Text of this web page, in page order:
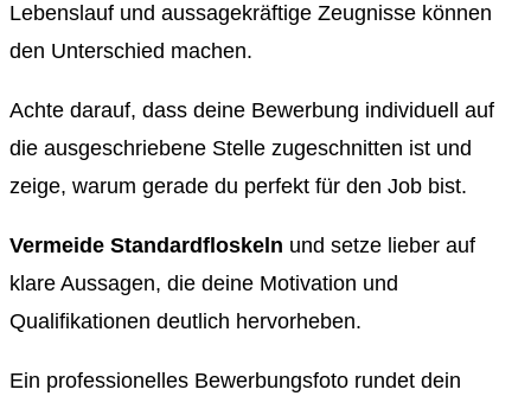
Lebenslauf und aussagekräftige Zeugnisse können
den Unterschied machen.
Achte darauf, dass deine Bewerbung individuell auf
die ausgeschriebene Stelle zugeschnitten ist und
zeige, warum gerade du perfekt für den Job bist.
Vermeide Standardfloskeln und setze lieber auf
klare Aussagen, die deine Motivation und
Qualifikationen deutlich hervorheben.
Ein professionelles Bewerbungsfoto rundet dein